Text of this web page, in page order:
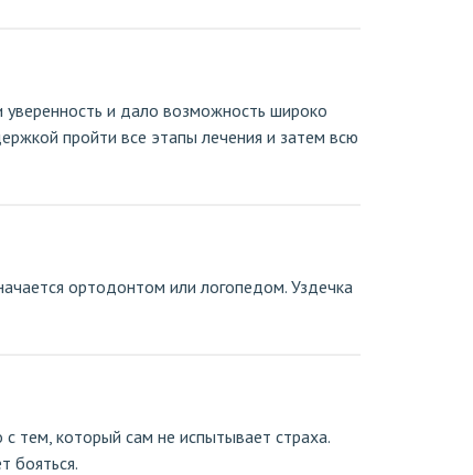
и дало возможность широко
пройти все этапы лечения и затем всю
ортодонтом или логопедом. Уздечка
тем, который сам не испытывает страха.
бояться.